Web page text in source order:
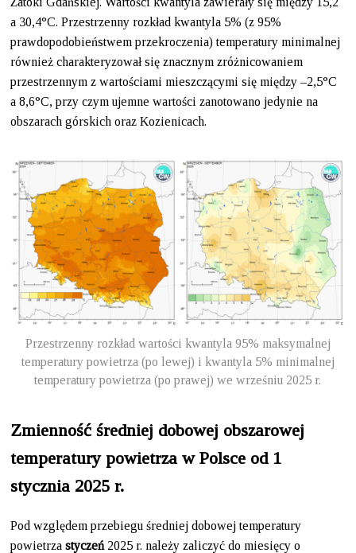
a 30,4°C. Przestrzenny rozkład kwantyla 5% (z 95%
prawdopodobieństwem przekroczenia) temperatury minimalnej
również charakteryzował się znacznym zróżnicowaniem
przestrzennym z wartościami mieszczącymi się między –2,5°C
a 8,6°C, przy czym ujemne wartości zanotowano jedynie na
obszarach górskich oraz Kozienicach.
Przestrzenny rozkład wartości kwantyla 95% maksymalnej
temperatury powietrza (po lewej) i kwantyla 5% minimalnej
temperatury powietrza (po prawej) we wrześniu 2025 r.
Zmienność średniej dobowej obszarowej
temperatury powietrza w Polsce od 1
stycznia 2025 r.
Pod względem przebiegu średniej dobowej temperatury
powietrzastyczeń 2025 r. należy zaliczyć do miesięcy o